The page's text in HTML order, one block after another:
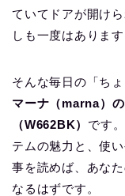
ていてドアが開け
しも一度はあります
そんな毎日の「ち
マーナ（marna）
（W662BK） です
テムの魅力と、使
事を読めば、あな
なるはずです。